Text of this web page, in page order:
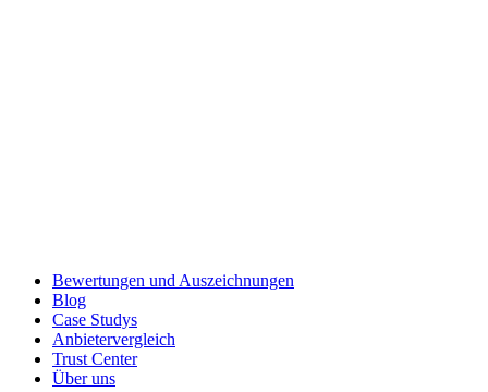
Bewertungen und Auszeichnungen
Blog
Case Studys
Anbietervergleich
Trust Center
Über uns